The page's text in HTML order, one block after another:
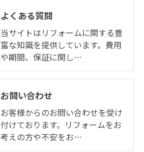
よくある質問
当サイトはリフォームに関する豊
富な知識を提供しています。費用
や期間、保証に関し…
お問い合わせ
お客様からのお問い合わせを受け
付けております。リフォームをお
考えの方や不安をお…